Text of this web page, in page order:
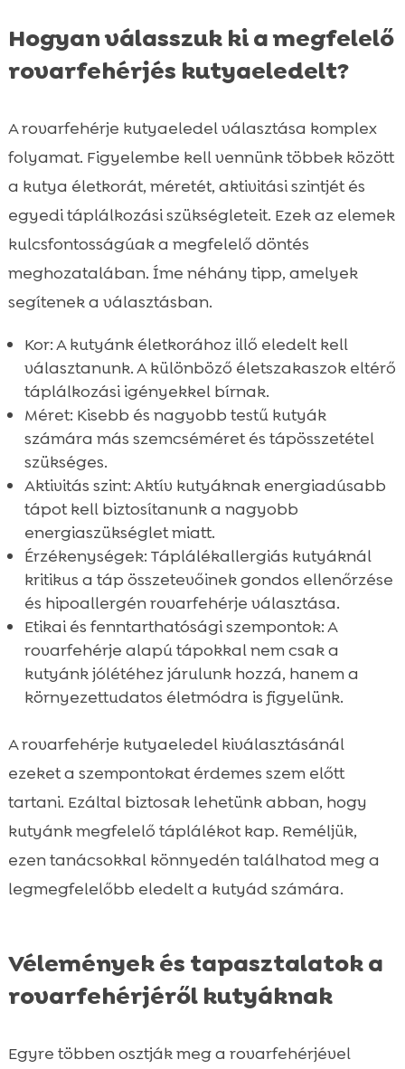
Hogyan válasszuk ki a megfelelő
rovarfehérjés kutyaeledelt?
A rovarfehérje kutyaeledel választása komplex
folyamat. Figyelembe kell vennünk többek között
a kutya életkorát, méretét, aktivitási szintjét és
egyedi táplálkozási szükségleteit. Ezek az elemek
kulcsfontosságúak a megfelelő döntés
meghozatalában. Íme néhány tipp, amelyek
segítenek a választásban.
Kor: A kutyánk életkorához illő eledelt kell
választanunk. A különböző életszakaszok eltérő
táplálkozási igényekkel bírnak.
Méret: Kisebb és nagyobb testű kutyák
számára más szemcséméret és tápösszetétel
szükséges.
Aktivitás szint: Aktív kutyáknak energiadúsabb
tápot kell biztosítanunk a nagyobb
energiaszükséglet miatt.
Érzékenységek: Táplálékallergiás kutyáknál
kritikus a táp összetevőinek gondos ellenőrzése
és hipoallergén rovarfehérje választása.
Etikai és fenntarthatósági szempontok: A
rovarfehérje alapú tápokkal nem csak a
kutyánk jólétéhez járulunk hozzá, hanem a
környezettudatos életmódra is figyelünk.
A rovarfehérje kutyaeledel kiválasztásánál
ezeket a szempontokat érdemes szem előtt
tartani. Ezáltal biztosak lehetünk abban, hogy
kutyánk megfelelő táplálékot kap. Reméljük,
ezen tanácsokkal könnyedén találhatod meg a
legmegfelelőbb eledelt a kutyád számára.
Vélemények és tapasztalatok a
rovarfehérjéről kutyáknak
Egyre többen osztják meg a rovarfehérjével